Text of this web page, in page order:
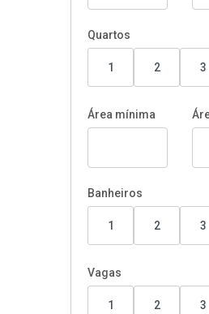
Quartos
1 2 3
Área mínima
Banheiros
1 2 3
Vagas
1 2 3